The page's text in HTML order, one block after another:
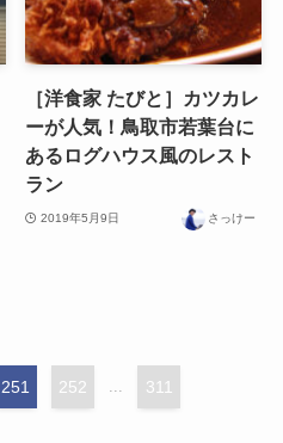
［洋食家 たびと］カツカレ
ーが人気！鳥取市若葉台に
あるログハウス風のレスト
ラン
2019年5月9日 さっけー
251 252 ... 311